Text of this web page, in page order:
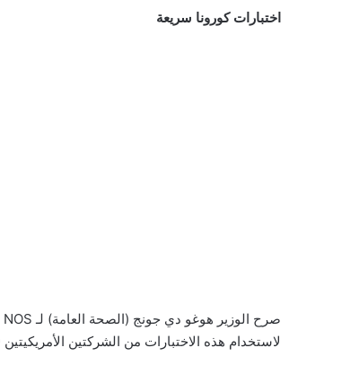
اختبارات كورونا سريعة
لاستخدام هذه الاختبارات من الشركتين الأمريكيتين BD و Abbott قيد التحقيق حالياً.